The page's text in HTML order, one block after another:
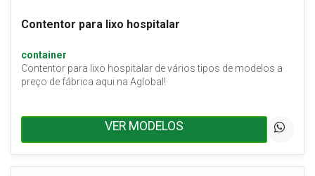
Contentor para lixo hospitalar
container
Contentor para lixo hospitalar de vários tipos de modelos a
preço de fábrica aqui na Aglobal!
VER MODELOS